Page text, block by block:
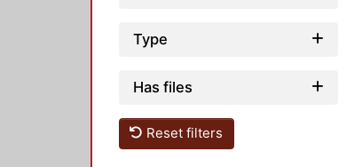
Type
Has files
Reset filters